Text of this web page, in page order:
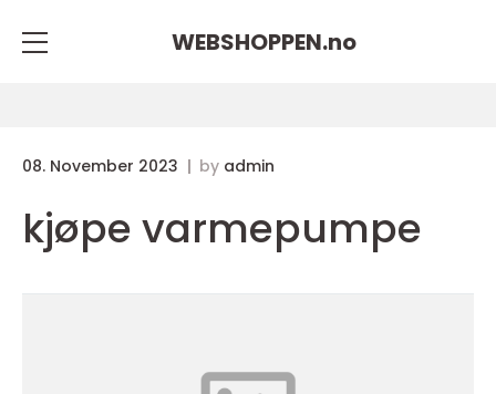
WEBSHOPPEN.no
08. November 2023 by admin
kjøpe varmepumpe